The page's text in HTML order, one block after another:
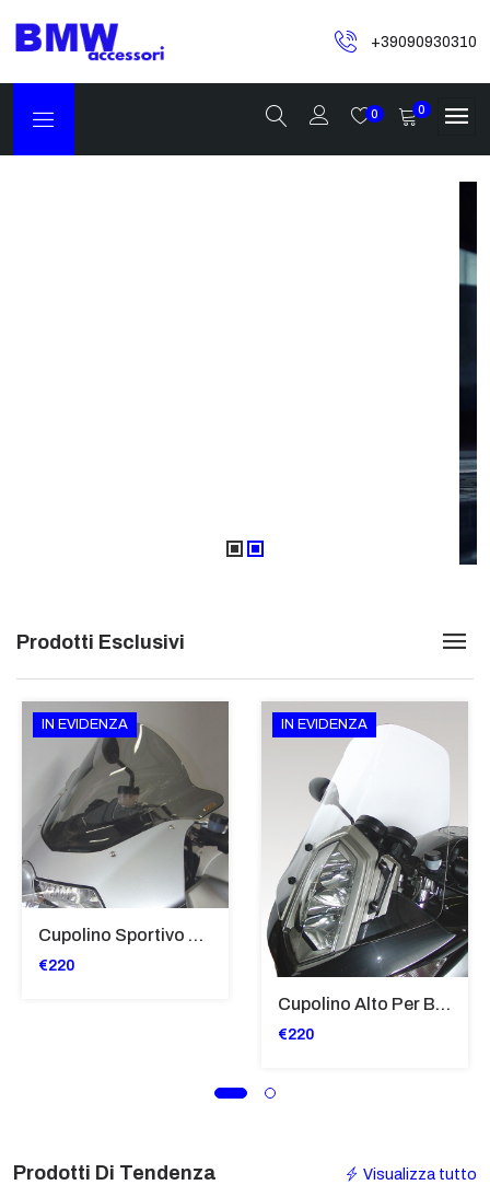
+39090930310
0 0
Prodotti Esclusivi
IN EVIDENZA
Cupolino Sportivo Per Bmw K 1200 R Sport 2005-07 TRASPARENTE - Sc967-T
€220
IN EVIDENZA
Cupolino Alto Per Bmw R 1200 St 2004 - 2007 TRASPARENTE - Sc950-T
€220
Prodotti Di Tendenza Visualizza tutto